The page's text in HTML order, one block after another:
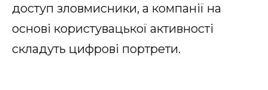
доступ зловмисники, а компанії на
основі користувацької активності
складуть цифрові портрети.